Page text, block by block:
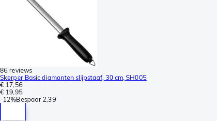
86 reviews
Skerper Basic diamanten slijpstaaf, 30 cm, SH005
€ 17,56
€ 19,95
-12%Bespaar 2,39